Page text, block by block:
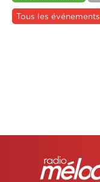
Tous les événements